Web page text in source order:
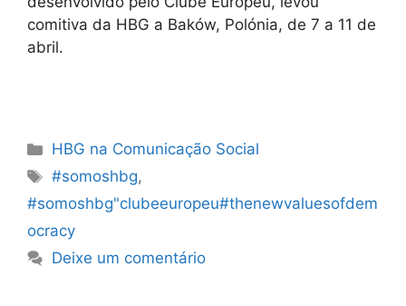
comitiva da HBG a Baków, Polónia, de 7 a 11 de
abril.
Categorias
HBG na Comunicação Social
Etiquetas
#somoshbg,
#somoshbg"clubeeuropeu#thenewvaluesofdem
ocracy
Deixe um comentário